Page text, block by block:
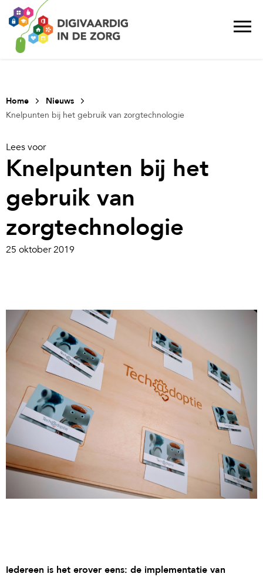
Home
Nieuws
Knelpunten bij het gebruik van zorgtechnologie
Lees voor
Knelpunten bij het
gebruik van
zorgtechnologie
25 oktober 2019
Iedereen is het erover eens: de implementatie van